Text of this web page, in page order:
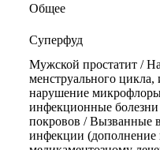
Общее
Суперфуд
Мужской простатит /
менструального
нарушение
инфекционные
покровов / Вызванные
инфекции (дополнение